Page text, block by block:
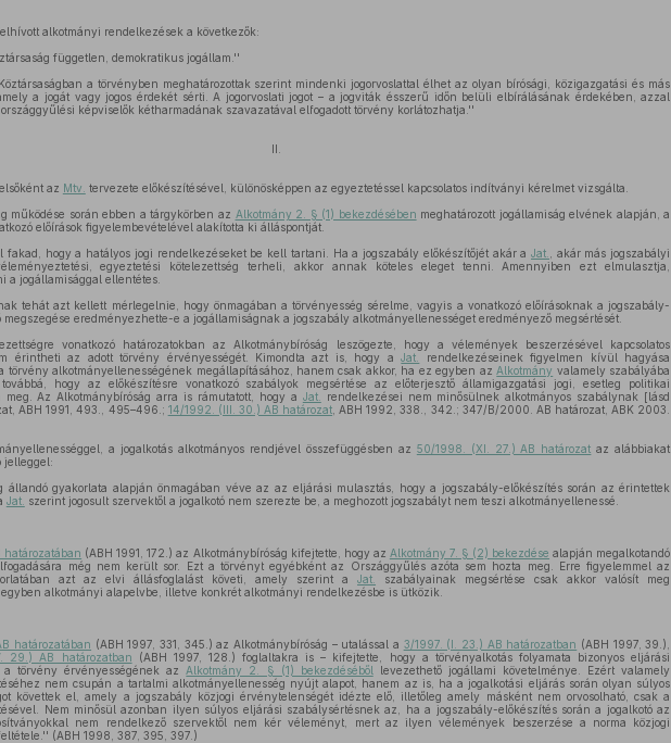
alkotmányi rendelkezések a következők:
független, demokratikus jogállam.''
a törvényben meghatározottak szerint mindenki jogorvoslattal élhet az olyan bírósági, közigazgatási és más
a jogát vagy jogos érdekét sérti. A jogorvoslati jogot – a jogviták ésszerű időn belüli elbírálásának érdekében, azzal
képviselők kétharmadának szavazatával elfogadott törvény korlátozhatja.''
II.
az Mtv. tervezete előkészítésével, különösképpen az egyeztetéssel kapcsolatos indítványi kérelmet vizsgálta.
működése során ebben a tárgykörben az Alkotmány 2. § (1) bekezdésében meghatározott jogállamiság elvének alapján, a
előírások figyelembevételével alakította ki álláspontját.
fakad, hogy a hatályos jogi rendelkezéseket be kell tartani. Ha a jogszabály előkészítőjét akár a Jat.
, akár más jogszabályi
egyeztetési kötelezettség terheli, akkor annak köteles eleget tenni. Amennyiben ezt elmulasztja,
a jogállamisággal ellentétes.
tehát azt kellett mérlegelnie, hogy önmagában a törvényesség sérelme, vagyis a vonatkozó előírásoknak a jogszabály-
megszegése eredményezhette-e a jogállamiságnak a jogszabály alkotmányellenességet eredményező megsértését.
vonatkozó határozatokban az Alkotmánybíróság leszögezte, hogy a vélemények beszerzésével kapcsolatos
érintheti az adott törvény érvényességét. Kimondta azt is, hogy aJat.
rendelkezéseinek figyelmen kívül hagyása
törvény alkotmányellenességének megállapításához, hanem csak akkor, ha ez egyben az Alkotmány valamely szabályába
hogy az előkészítésre vonatkozó szabályok megsértése az előterjesztő államigazgatási jogi, esetleg politikai
meg. Az Alkotmánybíróság arra is rámutatott, hogy a Jat.
rendelkezései nem minősülnek alkotmányos szabálynak [lásd
ABH 1991, 493., 495–496.; 14/1992. (III. 30.) AB határozat , ABH 1992, 338., 342.; 347/B/2000. AB határozat, ABK 2003.
a jogalkotás alkotmányos rendjével összefüggésben az 50/1998. (XI. 27.) AB határozat az alábbiakat
jelleggel:
állandó gyakorlata alapján önmagában véve az az eljárási mulasztás, hogy a jogszabály-előkészítés során az érintettek
Jat. szerint jogosult szervektől a jogalkotó nem szerezte be, a meghozott jogszabályt nem teszi alkotmányellenessé.
határozatában (ABH 1991, 172.) az Alkotmánybíróság kifejtette, hogy az Alkotmány 7. § (2) bekezdése alapján megalkotandó
még nem került sor. Ezt a törvényt egyébként az Országgyűlés azóta sem hozta meg. Erre figyelemmel az
azt az elvi állásfoglalást követi, amely szerint aJat.
szabályainak megsértése csak akkor valósít meg
alkotmányi alapelvbe, illetve konkrét alkotmányi rendelkezésbe is ütközik.
határozatában (ABH 1997, 331, 345.) az Alkotmánybíróság – utalással a 3/1997. (I. 23.) AB határozatban (ABH 1997, 39.),
29.) AB határozatban (ABH 1997, 128.) foglaltakra is – kifejtette, hogy a törvényalkotás folyamata bizonyos eljárási
a törvény érvényességének az Alkotmány 2. § (1) bekezdéséből levezethető jogállami követelménye. Ezért valamely
nem csupán a tartalmi alkotmányellenesség nyújt alapot, hanem az is, ha a jogalkotási eljárás során olyan súlyos
követtek el, amely a jogszabály közjogi érvénytelenségét idézte elő, illetőleg amely másként nem orvosolható, csak a
Nem minősül azonban ilyen súlyos eljárási szabálysértésnek az, ha a jogszabály-előkészítés során a jogalkotó az
nem rendelkező szervektől nem kér véleményt, mert az ilyen vélemények beszerzése a norma közjogi
(ABH 1998, 387, 395, 397.)